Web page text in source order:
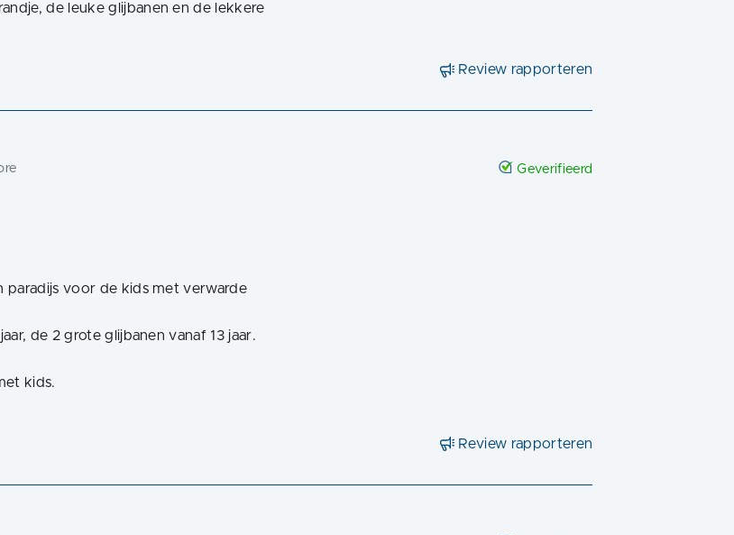
de leuke glijbanen en de lekkere
Review rapporteren
Geverifieerd
paradijs voor de kids met verwarde
de 2 grote glijbanen vanaf 13 jaar.
kids.
Review rapporteren